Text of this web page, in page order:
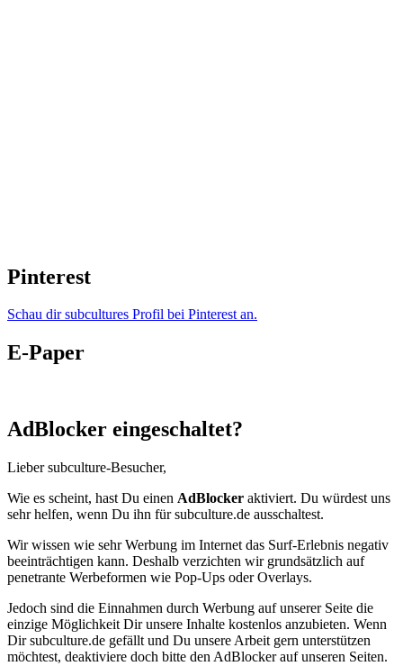
Pinterest
Schau dir subcultures Profil bei Pinterest an.
E-Paper
AdBlocker eingeschaltet?
Lieber subculture-Besucher,
Wie es scheint, hast Du einen AdBlocker aktiviert. Du würdest uns
sehr helfen, wenn Du ihn für subculture.de ausschaltest.
Wir wissen wie sehr Werbung im Internet das Surf-Erlebnis negativ
beeinträchtigen kann. Deshalb verzichten wir grundsätzlich auf
penetrante Werbeformen wie Pop-Ups oder Overlays.
Jedoch sind die Einnahmen durch Werbung auf unserer Seite die
einzige Möglichkeit Dir unsere Inhalte kostenlos anzubieten. Wenn
Dir subculture.de gefällt und Du unsere Arbeit gern unterstützen
möchtest, deaktiviere doch bitte den AdBlocker auf unseren Seiten.